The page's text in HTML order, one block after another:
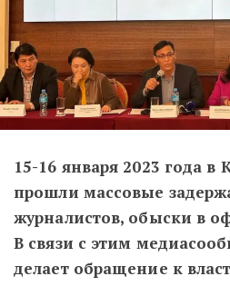
15-16 января 2023 года в
прошли массовые
журналистов, обыски в
В связи с этим
делает обращение к